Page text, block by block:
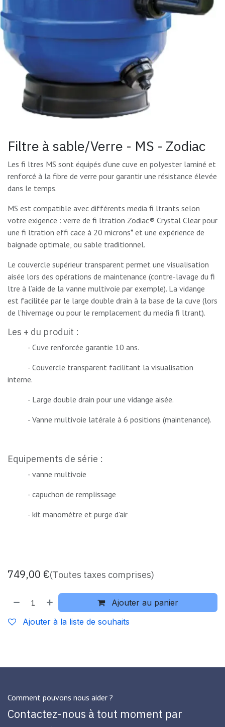
Filtre à sable/Verre - MS - Zodiac
Les fi ltres MS sont équipés d’une cuve en polyester laminé et
renforcé à la fibre de verre pour garantir une résistance élevée
dans le temps.
MS est compatible avec différents media fi ltrants selon
votre exigence : verre de fi ltration Zodiac® Crystal Clear pour
une fi ltration effi cace à 20 microns* et une expérience de
baignade optimale, ou sable traditionnel.
Le couvercle supérieur transparent permet une visualisation
aisée lors des opérations de maintenance (contre-lavage du fi
ltre à l’aide de la vanne multivoie par exemple). La vidange
est facilitée par le large double drain à la base de la cuve (lors
de l’hivernage ou pour le remplacement du media fi ltrant).
Les + du produit :
- ​Cuve renforcée garantie 10 ans.
​- Couvercle transparent facilitant la visualisation
interne.
​- Large double drain pour une vidange aisée.
​- Vanne multivoie latérale à 6 positions (maintenance).
Equipements de série :
​- vanne multivoie
​- capuchon de remplissage
​- kit manomètre et purge d'air
749,00 €(Toutes taxes comprises)
Ajouter au panier
Ajouter à la liste de souhaits
Comment pouvons nous aider ?
Contactez-nous à tout moment par